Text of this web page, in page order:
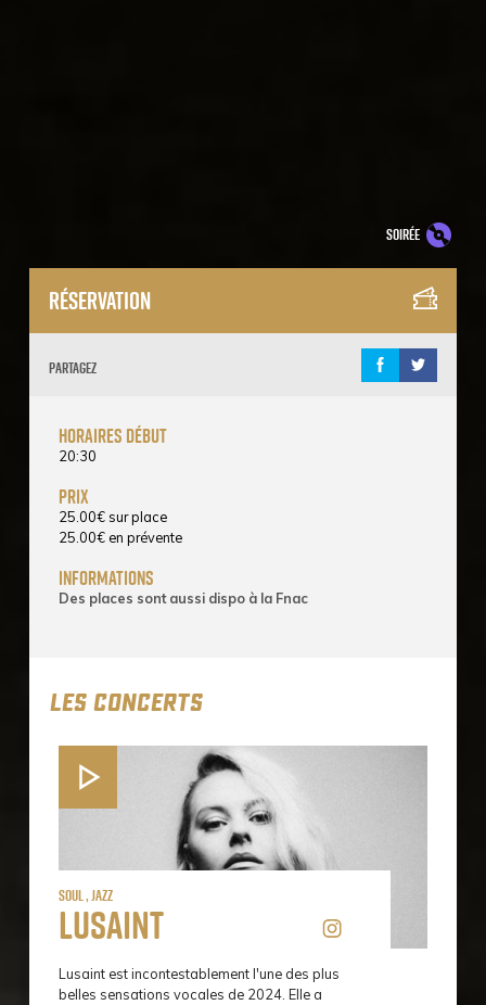
soirée
Réservation
Partagez
horaires début
20:30
prix
25.00€ sur place
25.00€ en prévente
informations
Des places sont aussi dispo à la Fnac
LES CONCERTS
Soul , Jazz
Lusaint
Lusaint est incontestablement l'une des plus
belles sensations vocales de 2024. Elle a